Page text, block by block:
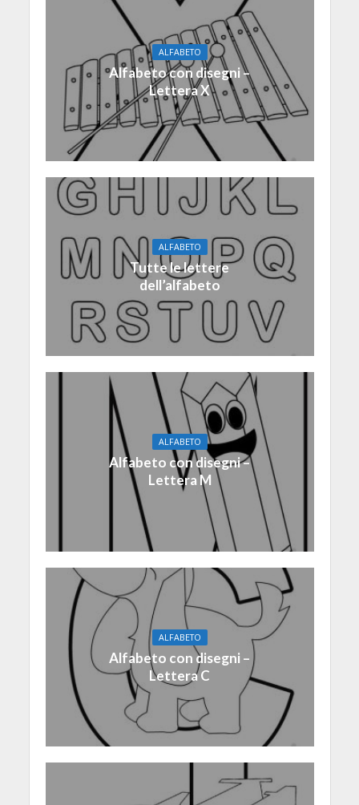
ALFABETO
Alfabeto con disegni –
Lettera X
ALFABETO
Tutte le lettere
dell’alfabeto
ALFABETO
Alfabeto con disegni –
Lettera M
ALFABETO
Alfabeto con disegni –
Lettera C